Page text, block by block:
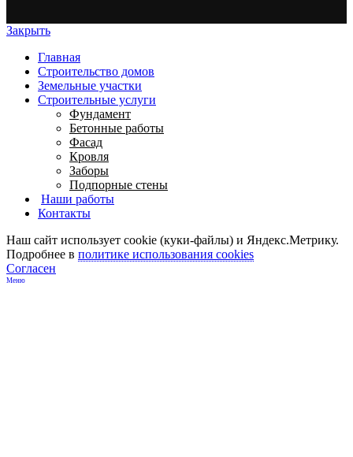
Меню
Закрыть
Главная
Строительство домов
Земельные участки
Строительные услуги
Фундамент
Бетонные работы
Фасад
Кровля
Заборы
Подпорные стены
Наши работы
Контакты
Наш сайт использует cookie (куки-файлы) и Яндекс.Метрику.
Подробнее в политике использования cookies
Согласен